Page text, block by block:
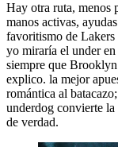
Hay otra ruta, menos
manos activas,
favoritismo de
yo miraría el under
siempre que
explico. la mejor
romántica al
underdog convierte
de verdad.